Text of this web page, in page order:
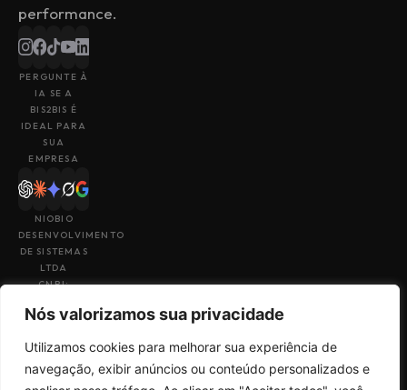
Nós valorizamos sua privacidade
Utilizamos cookies para melhorar sua experiência de
navegação, exibir anúncios ou conteúdo personalizados e
performance.
PERGUNTE À
IA SE A
BIS2BIS É
IDEAL PARA
SUA
EMPRESA
NIOBIO
DESENVOLVIMENTO
DE SISTEMAS
LTDA
CNPJ:
49